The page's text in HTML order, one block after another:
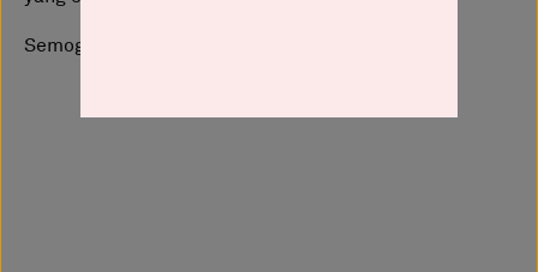
Semoga bermanfaat.